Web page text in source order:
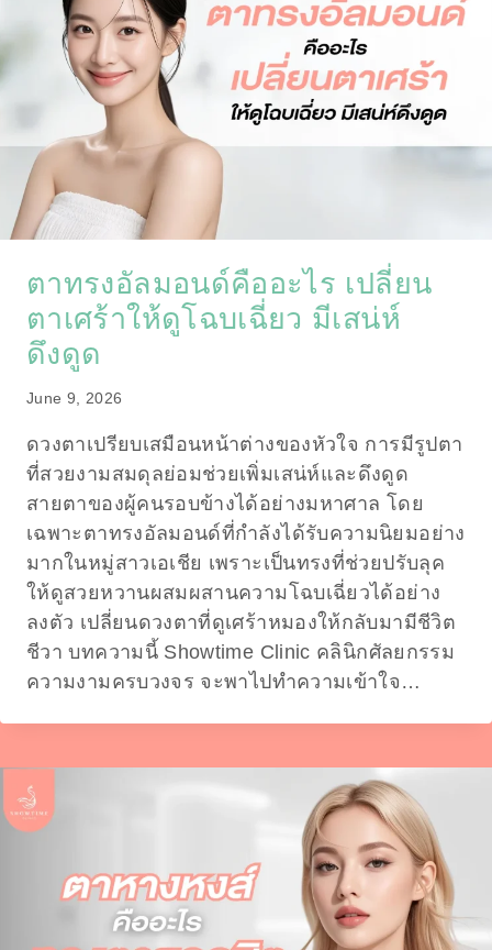
ตาทรงอัลมอนด์คืออะไร เปลี่ยน
ตาเศร้าให้ดูโฉบเฉี่ยว มีเสน่ห์
ดึงดูด
June 9, 2026
ดวงตาเปรียบเสมือนหน้าต่างของหัวใจ การมีรูปตา
ที่สวยงามสมดุลย่อมช่วยเพิ่มเสน่ห์และดึงดูด
สายตาของผู้คนรอบข้างได้อย่างมหาศาล โดย
เฉพาะตาทรงอัลมอนด์ที่กำลังได้รับความนิยมอย่าง
มากในหมู่สาวเอเชีย เพราะเป็นทรงที่ช่วยปรับลุค
ให้ดูสวยหวานผสมผสานความโฉบเฉี่ยวได้อย่าง
ลงตัว เปลี่ยนดวงตาที่ดูเศร้าหมองให้กลับมามีชีวิต
ชีวา บทความนี้ Showtime Clinic คลินิกศัลยกรรม
ความงามครบวงจร จะพาไปทำความเข้าใจ…